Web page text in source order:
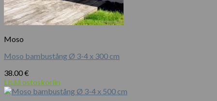
Moso
Moso bambustång Ø 3-4 x 300 cm
38.00€
Lisää ostoskoriin